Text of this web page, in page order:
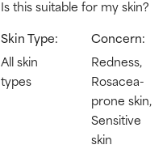
Is this suitable for my skin?
Skin Type:
All skin
types
Concern:
Redness,
Rosacea-
prone skin,
Sensitive
skin